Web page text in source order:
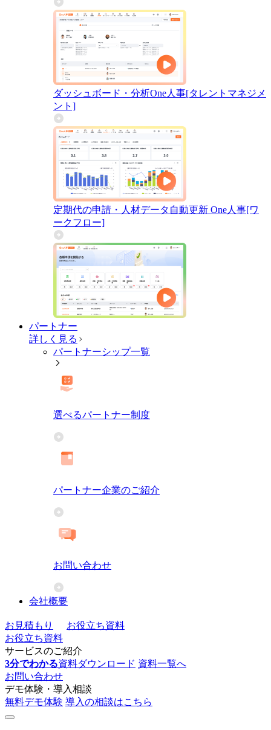
ダッシュボード・分析One人事[タレントマネジメ
ント]
定期代の申請・人材データ自動更新 One人事[ワ
ークフロー]
パートナー
詳しく見る
パートナーシップ一覧
選べるパートナー制度
パートナー企業のご紹介
お問い合わせ
会社概要
お見積もり
お役立ち資料
お役立ち資料
サービスのご紹介
3分でわかる資料ダウンロード 資料一覧へ
お問い合わせ
デモ体験・導入相談
無料デモ体験 導入の相談はこちら